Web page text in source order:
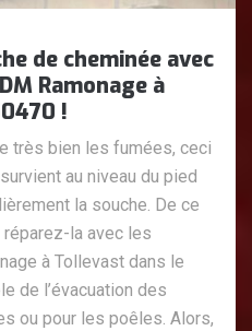
de cheminée avec
Ramonage à
!
très bien les fumées, ceci
au niveau du pied
la souche. De ce
réparez-la avec les
à Tollevast dans le
de l’évacuation des
ou pour les poêles. Alors,